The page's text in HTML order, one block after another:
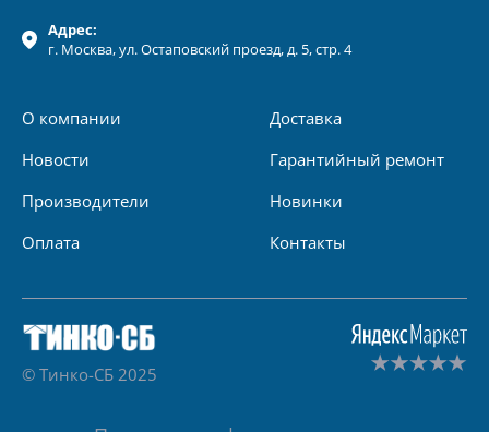
Адрес:
г. Москва, ул.Остаповский проезд, д. 5, стр. 4
О компании
Новости
Производители
Оплата
Доставка
Гарантийный ремонт
Новинки
Контакты
© Тинко-СБ 2025